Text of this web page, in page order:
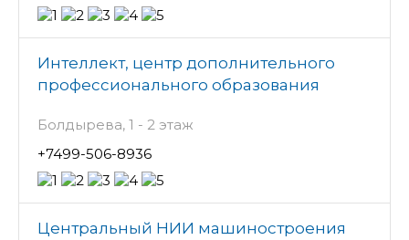
Интеллект, центр дополнительного
профессионального образования
Болдырева, 1 - 2 этаж
+7499-506-8936
Центральный НИИ машиностроения